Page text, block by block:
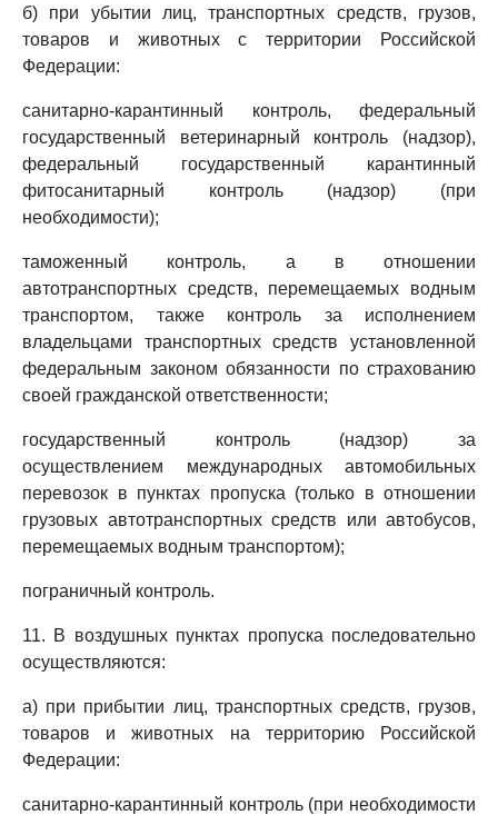
б) при убытии лиц, транспортных средств, грузов,
товаров и животных с территории Российской
Федерации:
санитарно-карантинный контроль, федеральный
государственный ветеринарный контроль (надзор),
федеральный государственный карантинный
фитосанитарный контроль (надзор) (при
необходимости);
таможенный контроль, а в отношении
автотранспортных средств, перемещаемых водным
транспортом, также контроль за исполнением
владельцами транспортных средств установленной
федеральным законом обязанности по страхованию
своей гражданской ответственности;
государственный контроль (надзор) за
осуществлением международных автомобильных
перевозок в пунктах пропуска (только в отношении
грузовых автотранспортных средств или автобусов,
перемещаемых водным транспортом);
пограничный контроль.
11. В воздушных пунктах пропуска последовательно
осуществляются:
а) при прибытии лиц, транспортных средств, грузов,
товаров и животных на территорию Российской
Федерации:
санитарно-карантинный контроль (при необходимости